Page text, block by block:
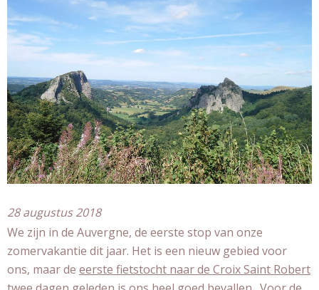
28 augustus 2018
We zijn in de Auvergne, de eerste stop van onze
zomervakantie dit jaar. Het is een nieuw gebied voor
ons, maar de eerste fietstocht naar de Croix Saint Robert